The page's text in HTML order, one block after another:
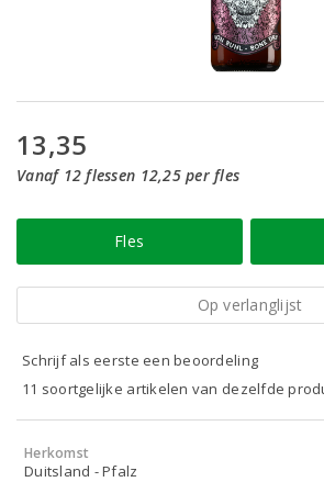
13,35
Vanaf 12 flessen 12,25 per fles
Fles
Op verlanglijst
Schrijf als eerste een beoordeling
11 soortgelijke artikelen van dezelfde
Herkomst
Duitsland - Pfalz